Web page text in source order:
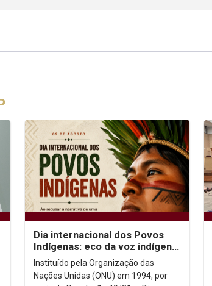
Dia internacional dos Povos
Indígenas: eco da voz indígena
no contexto urbano
Instituído pela Organização das
Nações Unidas (ONU) em 1994, por